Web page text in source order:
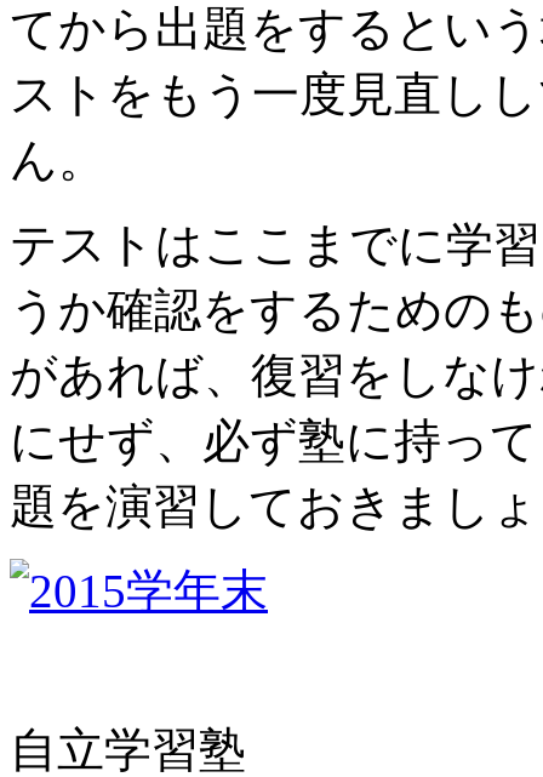
てから出題をするとい
ストをもう一度見直し
ん。
テストはここまでに学
うか確認をするための
があれば、復習をしな
にせず、必ず塾に持っ
題を演習しておきまし
自立学習塾